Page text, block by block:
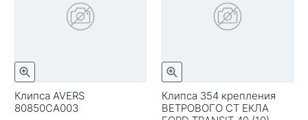
Клипса AVERS
80850СА003
Клипса 354 крепления
ВЕТРОВОГО СТ ЕКЛА